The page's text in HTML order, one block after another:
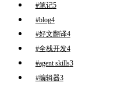
#笔记5
#blog4
#好文翻译4
#全栈开发4
#agent skills3
#编辑器3